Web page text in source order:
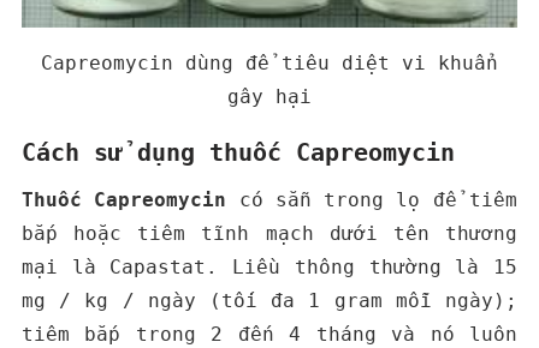
Capreomycin dùng để tiêu diệt vi khuẩn
gây hại
Cách sử dụng thuốc Capreomycin
Thuốc Capreomycin có sẵn trong lọ để tiêm
bắp hoặc tiêm tĩnh mạch dưới tên thương
mại là Capastat. Liều thông thường là 15
mg / kg / ngày (tối đa 1 gram mỗi ngày);
tiêm bắp trong 2 đến 4 tháng và nó luôn